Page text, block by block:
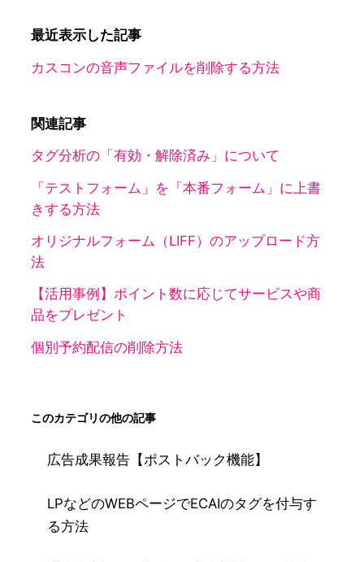
最近表示した記事
カスコンの音声ファイルを削除する方法
関連記事
タグ分析の「有効・解除済み」について
「テストフォーム」を「本番フォーム」に上書
きする方法
オリジナルフォーム（LIFF）のアップロード方
法
【活用事例】ポイント数に応じてサービスや商
品をプレゼント
個別予約配信の削除方法
このカテゴリの他の記事
広告成果報告【ポストバック機能】
LPなどのWEBページでECAIのタグを付与す
る方法